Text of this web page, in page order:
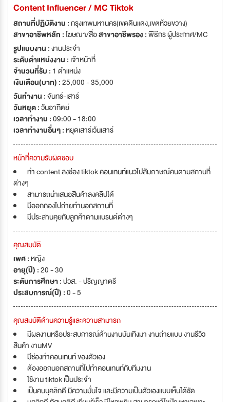
Content Influencer / MC Tiktok
สถานที่ปฏิบัติงาน :กรุงเทพมหานคร(เขตดินแดง,เขตห้วยขวาง)
สาขาอาชีพหลัก :โฆษณา/สื่อสาขาอาชีพรอง :พิธีกร ผู้ประกาศ/MC
รูปแบบงาน :งานประจำ
ระดับตำแหน่งงาน : เจ้าหน้าที่
จำนวนที่รับ : 1 ตำแหน่ง
เงินเดือน(บาท) :25,000 - 35,000
วันทำงาน :จันทร์-เสาร์
วันหยุด :วันอาทิตย์
เวลาทำงาน :09:00 - 18:00
เวลาทำงานอื่นๆ :หยุดเสาร์เว้นเสาร์
หน้าที่ความรับผิดชอบ
ทำ content ลงช่อง tiktok คอนเทนท์แนวไปสัมภาษณ์คนตามสถานที่
ต่างๆ
สามารถนำเสนอสินค้าลงคลิปได้
มีออกกองไปถ่ายทำนอกสถานที่
มีประสานคุยกับลูกค้าตามแบรนด์ต่างๆ
คุณสมบัติ
เพศ :หญิง
อายุ(ปี) :20 - 30
ระดับการศึกษา :ปวส. - ปริญญาตรี
ประสบการณ์(ปี) :0 - 5
คุณสมบัติด้านความรู้และความสามารถ
มีผลงานหรือประสบการณ์ด้านงานบันเทิงมา งานถ่ายแบบ งานรีวิว
สินค้า งานMV
มีช่องทำคอนเทนท์ ของตัวเอง
ต้องออกนอกสถานที่ไปทำคอนเทนท์กับทีมงาน
ใช้งาน tiktok เป็นประจำ
เป็นคนบุคลิกดี มีความมั่นใจ และมีความเป็นตัวเองแบบเห็นได้ชัด